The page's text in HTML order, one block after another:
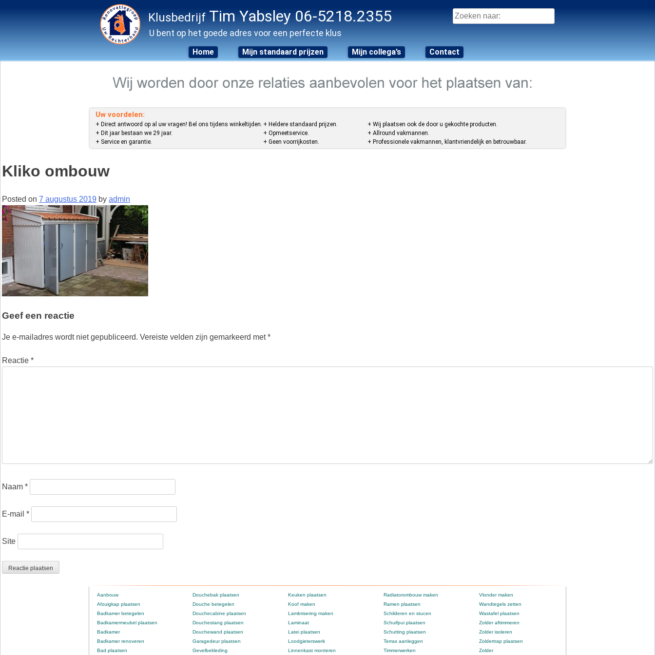
Klusbedrijf Tim Yabsley 06-5218.2355
U bent op het goede adres voor een perfecte klus
Zoeken
naar:
Home Mijn standaard prijzen Mijn collega’s Contact
Uw voordelen:
+ Direct antwoord op al uw vragen! Bel ons tijdens winkeltijden.
+ Dit jaar bestaan we 29 jaar.
+ Service en garantie.
+ Heldere standaard prijzen.
+ Opmeetservice.
+ Geen voorrijkosten.
+ Wij plaatsen ook de door u gekochte producten.
+ Allround vakmannen.
+ Professionele vakmannen, klantvriendelijk en betrouwbaar.
Kliko ombouw
Posted on 7 augustus 2019 by admin
Geef een reactie
Je e-mailadres wordt niet gepubliceerd. Vereiste velden zijn gemarkeerd met*
Reactie *
Naam *
E-mail *
Site
Aanbouw
Afzuigkap plaatsen
Badkamer betegelen
Badkamermeubel plaatsen
Badkamer
Badkamer renoveren
Bad plaatsen
Douchebak plaatsen
Douche betegelen
Douchecabine plaatsen
Douchestang plaatsen
Douchewand plaatsen
Garagedeur plaatsen
Gevelbekleding
Keuken plaatsen
Koof maken
Lambrisering maken
Laminaat
Latei plaatsen
Loodgieterswerk
Linnenkast monteren
Radiatorombouw maken
Ramen plaatsen
Schilderen en stucen
Schuifpui plaatsen
Schutting plaatsen
Terras aanleggen
Timmerwerken
Vlonder maken
Wandtegels zetten
Wastafel plaatsen
Zolder aftimmeren
Zolder isoleren
Zoldertrap plaatsen
Zolder